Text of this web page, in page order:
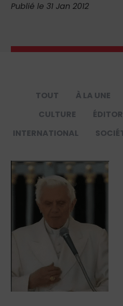
Publié le 31 Jan 2012
TOUT À LA UNE
CULTURE
INTERNATIONAL